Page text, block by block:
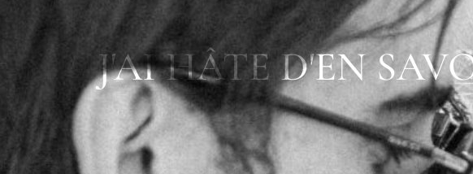
J'AI HÂTE D'EN